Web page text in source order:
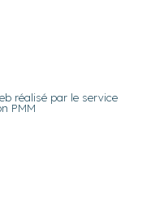
réalisé par le service
PMM